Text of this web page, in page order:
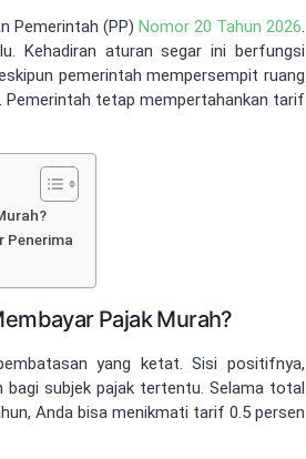
Pemerintah (PP) Nomor 20 Tahun 2026.
Kehadiran aturan segar ini berfungsi
pemerintah mempersempit ruang
Pemerintah tetap mempertahankan tarif
Penerima
Pajak Murah?
yang ketat. Sisi positifnya,
subjek pajak tertentu. Selama total
Anda bisa menikmati tarif 0.5 persen